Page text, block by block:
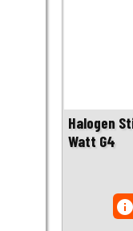
Halogen
Watt G4